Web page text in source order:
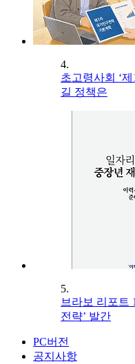
4.
초고령사회 ‘
길 정책은
5.
브라보 리포트
전략’ 발간
PC버전
공지사항